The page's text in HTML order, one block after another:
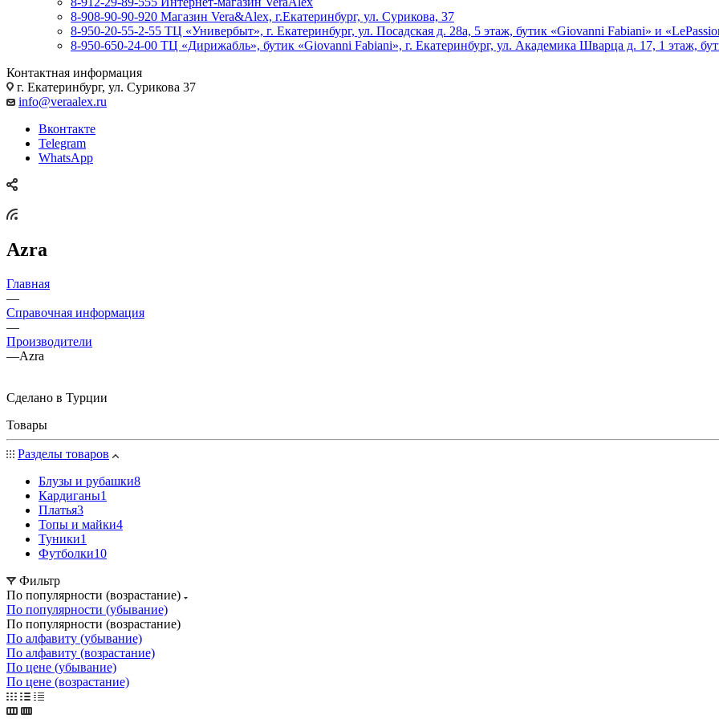
8-908-90-90-920 Магазин Vera&Alex, г.Екатеринбург, ул. Сурикова, 37
8-950-20-55-2-55 ТЦ «Универбыт», г. Екатеринбург, ул. Посадская д. 28а, 5 этаж, бутик «Giovanni Fabiani» и
8-950-650-24-00 ТЦ «Дирижабль», бутик «Giovanni Fabiani», г. Екатеринбург, ул. Академика Шварца д. 17, 1 этаж,
Контактная информация
г. Екатеринбург, ул. Сурикова 37
info@veraalex.ru
Вконтакте
Telegram
WhatsApp
Azra
Главная
—
Справочная информация
—
Производители
—Azra
Сделано в Турции
Товары
Разделы товаров
Блузы и рубашки8
Кардиганы1
Платья3
Топы и майки4
Туники1
Футболки10
Фильтр
По популярности (возрастание)
По популярности (убывание)
По популярности (возрастание)
По алфавиту (убывание)
По алфавиту (возрастание)
По цене (убывание)
По цене (возрастание)